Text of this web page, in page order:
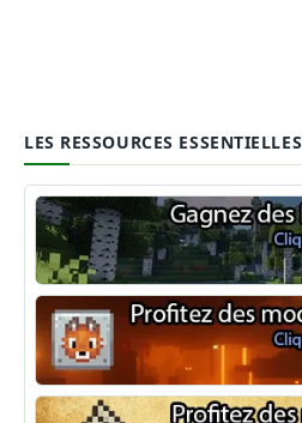
LES RESSOURCES ESSENTIELLES
Optifine
NeoForge